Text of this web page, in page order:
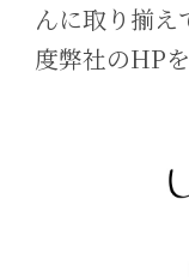
んに取り揃え
度弊社のHP